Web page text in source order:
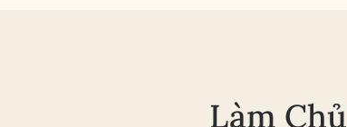
Làm Chủ